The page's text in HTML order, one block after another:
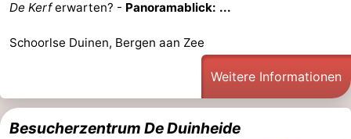
De Kerferwarten? - Panoramablick: ...
Schoorlse Duinen, Bergen aan Zee
Weitere Informationen
Besucherzentrum De Duinheide